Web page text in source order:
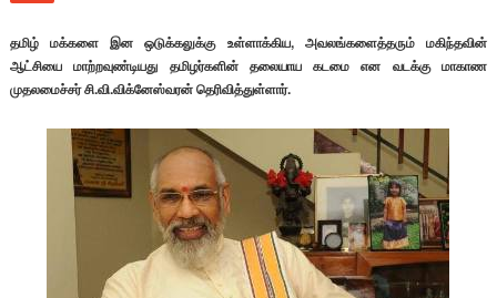
தமிழ் மக்களை இன ஒடுக்கலுக்கு உள்ளாக்கிய, அவலங்களைத்தரும் மகிந்தவின்
ஆட்சியை மாற்றவுண்டியது தமிழர்களின் தலையாய கடமை என வடக்கு மாகாண
முதலமைச்சர் சி.வி.விக்னேஸ்வரன் தெரிவித்துள்ளார்.